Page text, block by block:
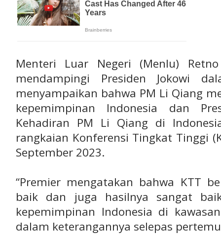
Menteri Luar Negeri (Menlu)
mendampingi Presiden Jokowi
menyampaikan bahwa PM Li Qiang
kepemimpinan Indonesia dan
Kehadiran PM Li Qiang di
rangkaian Konferensi Tingkat Tinggi
September 2023.
“Premier mengatakan bahwa KTT
baik dan juga hasilnya sangat
kepemimpinan Indonesia di
dalam keterangannya selepas